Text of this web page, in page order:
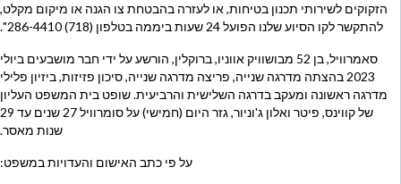
הזקוקים לשירותי תכנון בטיחות, או לעזרה בהבטחת צו הגנה או מיקום מקלט,
להתקשר לקו הסיוע שלנו הפועל 24 שעות ביממה בטלפון (718) 286-4410".
סאמרוויל, בן 52 מבושוויק אווניו, ברוקלין, הורשע על ידי חבר מושבעים ביולי
2023 בהצתה מדרגה שנייה, פריצה מדרגה שנייה, סיכון פזיזות, ביזיון פלילי
מדרגה ראשונה ומעקב בדרגה השלישית והרביעית. שופט בית המשפט העליון
של קווינס, פיטר ואלון ג'וניור, גזר היום (חמישי) על סומרוויל 27 שנים עד 29
שנות מאסר.
על פי כתב האישום והעדויות במשפט: